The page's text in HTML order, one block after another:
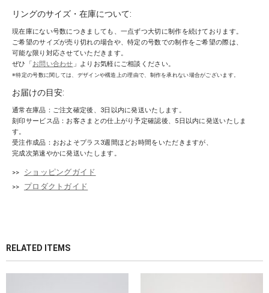
リングのサイズ・在庫について:
現在庫にない号数につきましても、一点ずつ大切に制作を続けております。
ご希望のサイズが売り切れの場合や、特定の号数での制作をご希望の際は、
可能な限り対応させていただきます。
ぜひ「 お問い合わせ 」よりお気軽にご相談ください。
※特定の号数に関しては、デザインや構造上の理由で、制作を承れない場合がございます。
お届けの目安:
通常在庫品：ご注文確定後、3日以内に発送いたします。
刻印サービス品：お客さまとの仕上がり予定確認後、5日以内に発送いたしま
す。
受注作成品：おおよそプラス3週間ほどお時間をいただきますが、
完成次第速やかに発送いたします。
ショッピングガイド
プロダクトガイド
RELATED ITEMS